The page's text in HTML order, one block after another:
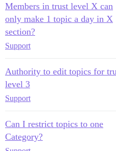
Members in trust level X can
only make 1 topic a day in X
section?
Support
Authority to edit topics for
level 3
Support
Can I restrict topics to one
Category?